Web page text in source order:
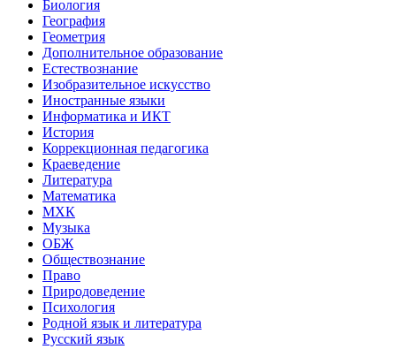
Биология
География
Геометрия
Дополнительное образование
Естествознание
Изобразительное искусство
Иностранные языки
Информатика и ИКТ
История
Коррекционная педагогика
Краеведение
Литература
Математика
МХК
Музыка
ОБЖ
Обществознание
Право
Природоведение
Психология
Родной язык и литература
Русский язык